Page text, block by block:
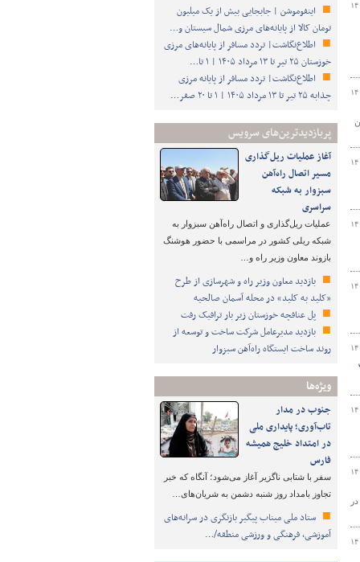
اینفوموشن | جابجایی بیش از یک میلیون
تومان کالا از پایانه‌های مرزی شمال سیستان و…
اطلاع‌نگاشت| تردد مسافر از پایانه‌های مرزی
خوزستان ۲۵ تیر تا ۱۳ مرداد ۱۴۰۵ | ۱ تا…
اطلاع‌نگاشت| تردد مسافر از پایانه‌ مرزی
چذابه ۲۵ تیر تا ۱۳ مرداد ۱۴۰۵ | ۱ تا ۲۰ صفر…
پربازدیدترین‌های سرویس
آغاز عملیات ریل‌گذاری
مسیر اتصال راه‌آهن
سبزوار به شبکه
سراسری
عملیات ریل‌گذاری و اتصال راه‌آهن سبزوار به
شبکه ریلی کشور در مراسمی با حضور هوشنگ
بازوند معاون وزیر راه و…
بازدید معاون وزیر راه و شهرسازی از طرح
«کلید به کلید» در محله آسمان صالحیه
پل عنافچه خوزستان زیر بار ترافیک رفت
بازدید مدیرعامل شرکت ساخت و توسعه از
روند ساخت ایستگاه راه‌آهن سبزوار
ویژه‌ها
جنوب در مدار
تاب‌آوری؛ پایداری ملی
در امتداد خلیج همیشه
فارس
سفر با شتابی ناگزیر آغاز می‌شود؛ آنگاه که خبر
تجاوز بامداد روز شنبه دشمن به شریان‌های…
ستاد ملی میناب پیگیر بازنگری در سرانه‌های
آموزشی، فرهنگی و ورزشی منطقه/…
آهن